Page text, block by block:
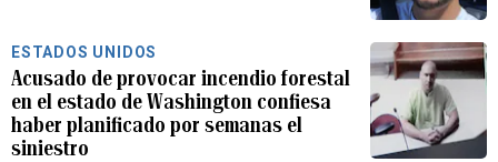
ESTADOS UNIDOS
Acusado de provocar incendio forestal
en el estado de Washington confiesa
haber planificado por semanas el
siniestro